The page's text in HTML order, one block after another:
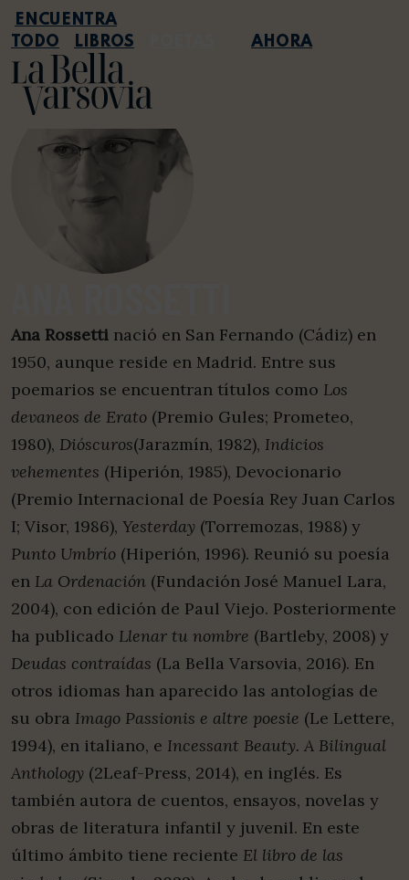
TODO LIBROS AHORA
Ana Rossetti nació en San Fernando (Cádiz) en
1950, aunque reside en Madrid. Entre sus
poemarios se encuentran títulos como Los
devaneos de Erato (Premio Gules; Prometeo,
1980), Dióscuros(Jarazmín, 1982), Indicios
vehementes (Hiperión, 1985), Devocionario
(Premio Internacional de Poesía Rey Juan Carlos
I; Visor, 1986), Yesterday (Torremozas, 1988) y
Punto Umbrío (Hiperión, 1996). Reunió su poesía
en La Ordenación (Fundación José Manuel Lara,
2004), con edición de Paul Viejo. Posteriormente
ha publicado Llenar tu nombre (Bartleby, 2008) y
Deudas contraídas (La Bella Varsovia, 2016). En
otros idiomas han aparecido las antologías de
su obra Imago Passionis e altre poesie (Le Lettere,
1994), en italiano, e Incessant Beauty. A Bilingual
Anthology (2Leaf-Press, 2014), en inglés. Es
también autora de cuentos, ensayos, novelas y
obras de literatura infantil y juvenil. En este
último ámbito tiene reciente El libro de las